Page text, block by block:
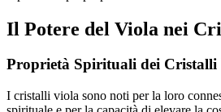
Il Potere del Viola nei
Proprietà Spirituali dei Cristalli
I cristalli viola sono noti per la loro